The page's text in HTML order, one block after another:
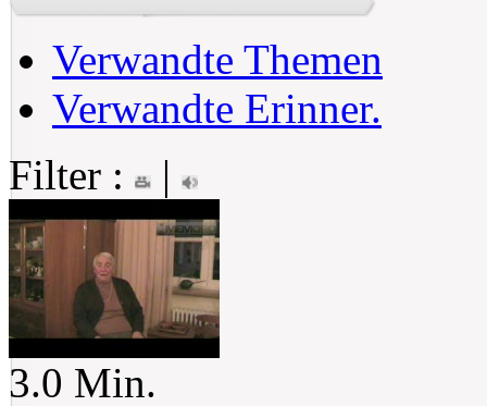
Verwandte Themen
Verwandte Erinner.
Filter :
|
3.0 Min.